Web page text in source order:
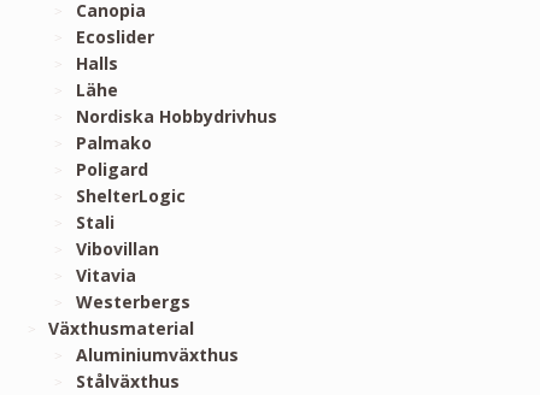
Canopia
Ecoslider
Halls
Lähe
Nordiska Hobbydrivhus
Palmako
Poligard
ShelterLogic
Stali
Vibovillan
Vitavia
Westerbergs
Växthusmaterial
Aluminiumväxthus
Stålväxthus